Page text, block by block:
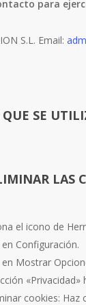
para
S.L. Email:
QUE SE
LAS
el icono de
en Configuración.
en Mostrar
cookies: